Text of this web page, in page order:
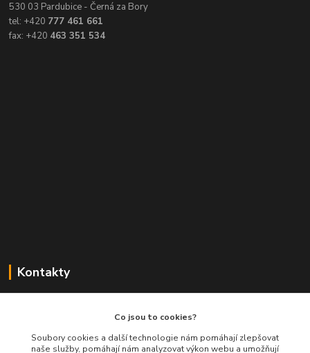
530 03 Pardubice - Černá za Bory
tel: +420 777 461 661
fax: +420 463 351 534
Kontakty
+420 777 461 661
Co jsou to cookies?
Soubory cookies a další technologie nám pomáhají zlepšovat
naše služby, pomáhají nám analyzovat výkon webu a umožňují